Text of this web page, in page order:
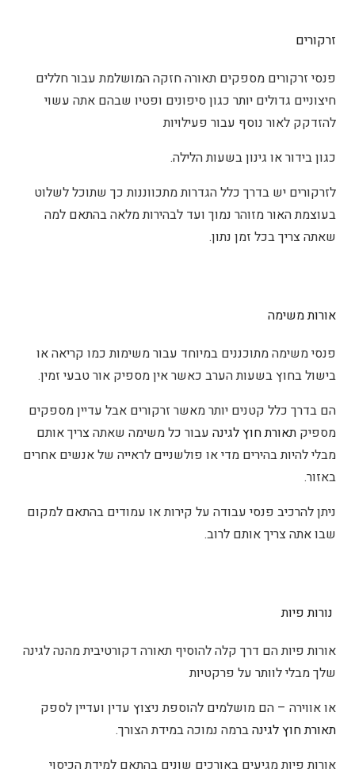
זרקורים
פנסי זרקורים מספקים תאורה חזקה המושלמת עבור חללים
חיצוניים גדולים יותר כגון סיפונים ופטיו שבהם אתה עשוי
להזדקק לאור נוסף עבור פעילויות
כגון בידור או גינון בשעות הלילה.
לזרקורים יש בדרך כלל הגדרות מתכווננות כך שתוכל לשלוט
בעוצמת האור מזוהר נמוך ועד לבהירות מלאה בהתאם למה
שאתה צריך בכל זמן נתון.
אורות משימה
פנסי משימה מתוכננים במיוחד עבור משימות כמו קריאה או
בישול בחוץ בשעות הערב כאשר אין מספיק אור טבעי זמין.
הם בדרך כלל קטנים יותר מאשר זרקורים אבל עדיין מספקים
מספיק תאורת חוץ לגינה עבור כל משימה שאתה צריך אותם
מבלי להיות בהירים מדי או פולשניים לראייה של אנשים אחרים
באזור.
ניתן להרכיב פנסי עבודה על קירות או עמודים בהתאם למקום
שבו אתה צריך אותם לרוב.
נורות פיות
אורות פיות הם דרך קלה להוסיף תאורה דקורטיבית מהנה לגינה
שלך מבלי לוותר על פרקטיות
או אווירה – הם מושלמים להוספת ניצוץ עדין ועדיין לספק
תאורת חוץ לגינהברמה נמוכה במידת הצורך.
אורות פיות מגיעים באורכים שונים בהתאם למידת הכיסוי